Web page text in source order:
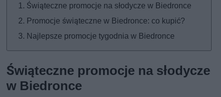
Świąteczne promocje na słodycze w Biedronce
Promocje świąteczne w Biedronce: co kupić?
Najlepsze promocje tygodnia w Biedronce
Świąteczne promocje na słodycze
w Biedronce